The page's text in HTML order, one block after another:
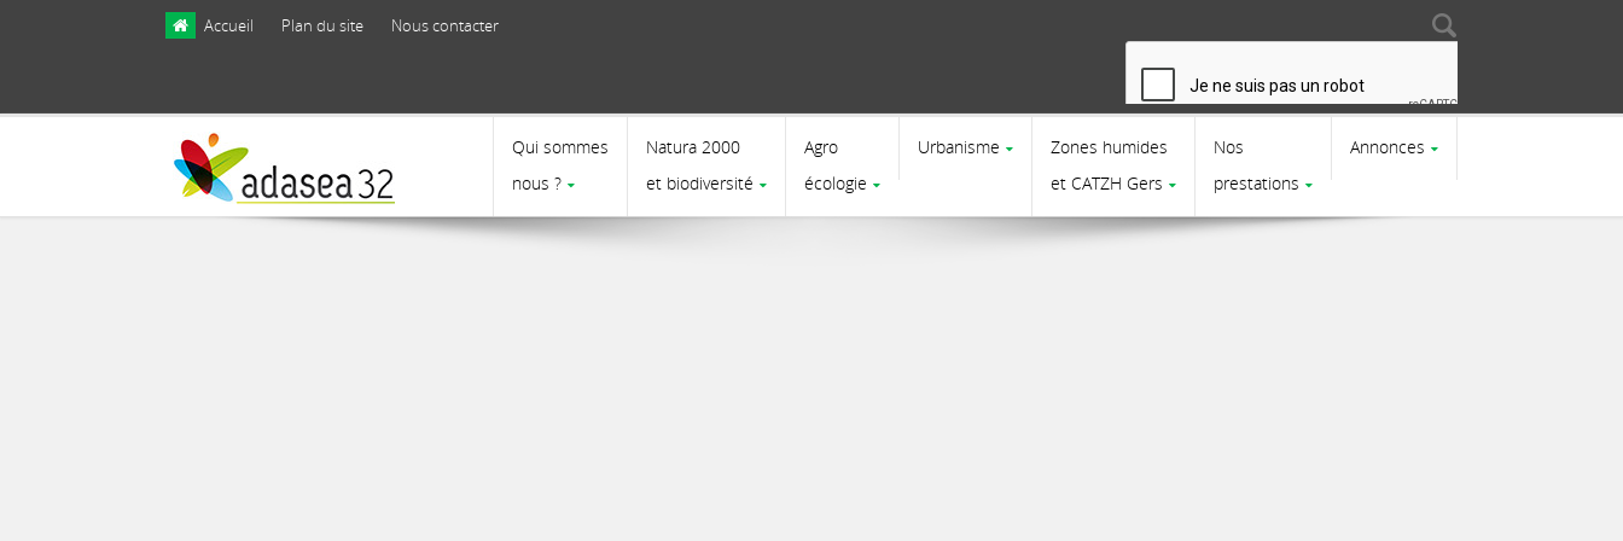
Accueil Plan du site Nous contacter
Search form
Qui sommes
nous ?
Natura 2000
et biodiversité
Agro
écologie
Urbanisme
Zones humides
et CATZH Gers
Nos
prestations
Annonces